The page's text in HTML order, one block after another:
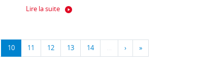
Lire la suite
10 11 12 13 14 … › »